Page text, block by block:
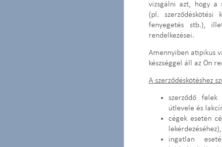
vizsgálni azt, hogy a
(pl. szerződéskötési
fenyegetés stb.),
rendelkezései.
Amennyiben atipikus
készséggel áll az Ön
A szerződéskötéshez
szerződő felek
útlevele és
cégek esetén
lekérdezéséhez),
ingatlan